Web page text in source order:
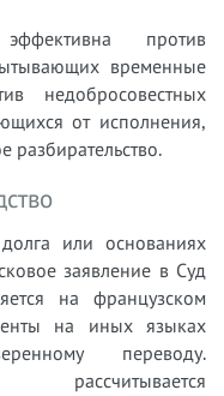
против
временные
недобросовестных
от исполнения,
разбирательство.
или основаниях
заявление в Суд
на французском
на иных языках
переводу.
рассчитывается